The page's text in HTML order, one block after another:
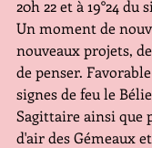
20h 22 et à 19°24 du
Un moment de
nouveaux projets,
de penser.
signes de feu le
Sagittaire ainsi que
d'air des Gémeaux